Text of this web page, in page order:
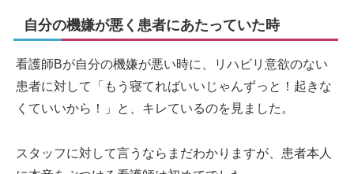
自分の機嫌が悪く患者にあたっていた時
看護師Bが自分の機嫌が悪い時に、リハビリ意欲のない
患者に対して「もう寝てればいいじゃんずっと！起きな
くていいから！」と、キレているのを見ました。
スタッフに対して言うならまだわかりますが、患者本人